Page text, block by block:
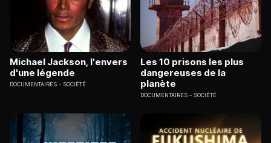
Michael Jackson, l'envers
d'une légende
DOCUMENTAIRES SOCIÉTÉ
Les 10 prisons les plus
dangereuses de la
planète
DOCUMENTAIRES SOCIÉTÉ